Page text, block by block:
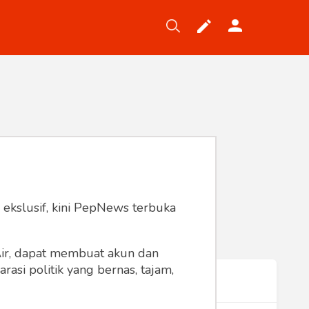
kini PepNews terbuka
dapat membuat akun dan
politik yang bernas, tajam,